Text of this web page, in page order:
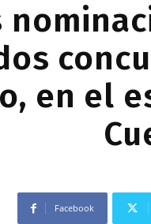
en el
Facebook